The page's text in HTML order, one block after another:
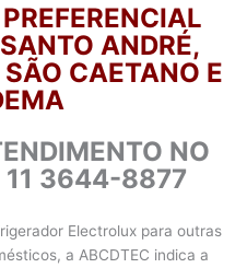
ANDRÉ,
CAETANO E
NO
11 3644-8877
Electrolux para outras
a ABCDTEC indica a